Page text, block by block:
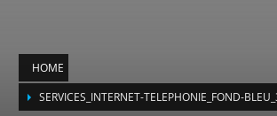
HOME
SERVICES_INTERNET-TELEPHONIE_FOND-